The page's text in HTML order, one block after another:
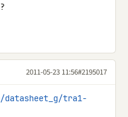
2011-05-23 11:56#2195017
datasheet_g/tra1-